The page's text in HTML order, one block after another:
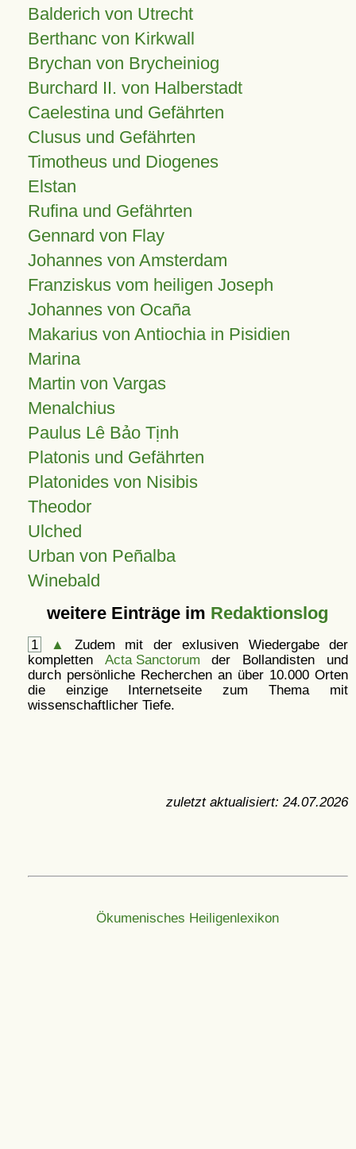
Balderich von Utrecht
Berthanc von Kirkwall
Brychan von Brycheiniog
Burchard II. von Halberstadt
Caelestina und Gefährten
Clusus und Gefährten
Timotheus und Diogenes
Elstan
Rufina und Gefährten
Gennard von Flay
Johannes von Amsterdam
Franziskus vom heiligen Joseph
Johannes von Ocaña
Makarius von Antiochia in Pisidien
Marina
Martin von Vargas
Menalchius
Paulus Lê Bảo Tịnh
Platonis und Gefährten
Platonides von Nisibis
Theodor
Ulched
Urban von Peñalba
Winebald
weitere Einträge im Redaktionslog
1 ▲
Zudem mit der exlusiven Wiedergabe der
kompletten Acta Sanctorum der Bollandisten und
durch persönliche Recherchen an über 10.000 Orten
die einzige Internetseite zum Thema mit
wissenschaftlicher Tiefe.
zuletzt aktualisiert: 24.07.2026
Ökumenisches Heiligenlexikon